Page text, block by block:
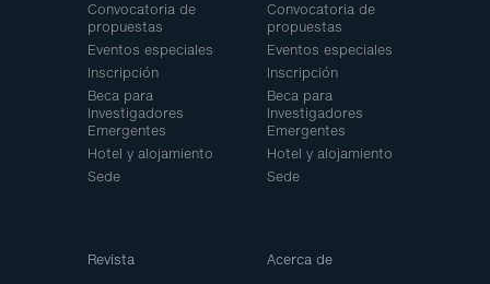
Convocatoria de
propuestas
Eventos especiales
Inscripción
Beca para
Investigadores
Emergentes
Hotel y alojamiento
Sede
Convocatoria de
propuestas
Eventos especiales
Inscripción
Beca para
Investigadores
Emergentes
Hotel y alojamiento
Sede
Revista Acerca de